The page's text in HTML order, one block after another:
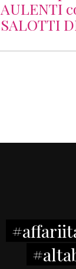
AULENTI
SALOTTI